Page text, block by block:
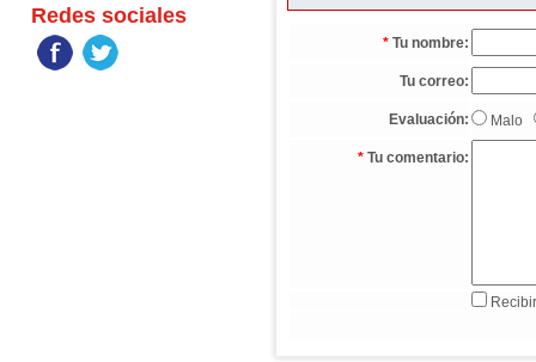
* Tu nombre:
Tu correo:
Evaluación: Malo
* Tu comentario:
Redes sociales